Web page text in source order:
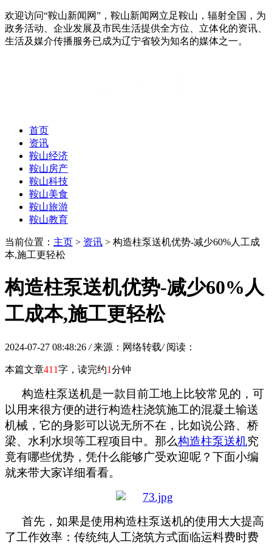
欢迎访问“鞍山新闻网”，鞍山新闻网立足鞍山，辐射全国，为
政务活动、企业发展及市民生活提供全方位、立体化的资讯、
生活及媒介传播服务已成为辽宁省较为知名的媒体之一。
首页
资讯
鞍山经济
鞍山房产
鞍山科技
鞍山美食
鞍山旅游
鞍山教育
当前位置： 主页 > 资讯 > 构造柱泵送机优势-减少60%人工成
本,施工更轻松
构造柱泵送机优势-减少60%人
工成本,施工更轻松
2024-07-27 08:48:26 / 来源：网络转载/ 阅读：
本篇文章411字，读完约1分钟
构造柱泵送机是一款目前工地上比较常见的 ， 可
以用来很方便的进行构造柱浇筑施工的混凝土输送
机械， 它的身影可以说无所不在 ， 比如说公路、桥
梁、 水利水坝等工程项目中。那么构造柱泵送机究
竟有哪些优势， 凭什么能够广受欢迎呢？ 下面小编
就来带大家详细看看。
首先，如果是使用构造柱泵送机的使用大大提高
了工作效率 ： 传统纯人工浇筑方式面临运料费时费